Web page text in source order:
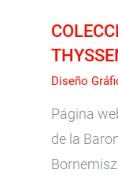
Diseño
Página
de la